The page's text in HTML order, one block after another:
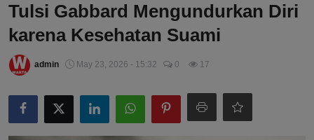
Tulsi Gabbard Mengundurkan Diri
karena Kesehatan Suami
admin May 23, 2026 - 15:32 0 17